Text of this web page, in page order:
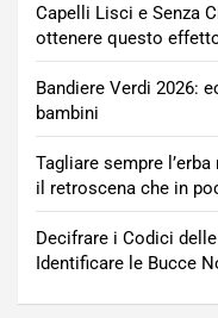
Capelli Lisci e Senza
ottenere questo
Bandiere Verdi 2026:
bambini
Tagliare sempre
il retroscena che in
Decifrare i Codici
Identificare le Bucce